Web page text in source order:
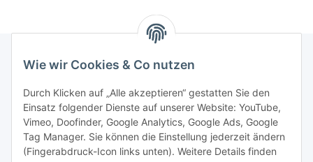
Wie wir Cookies & Co nutzen
Durch Klicken auf „Alle akzeptieren“ gestatten Sie den
Einsatz folgender Dienste auf unserer Website: YouTube,
Vimeo, Doofinder, Google Analytics, Google Ads, Google
Tag Manager. Sie können die Einstellung jederzeit ändern
(Fingerabdruck-Icon links unten). Weitere Details finden
Rechtliches
Allgemeines